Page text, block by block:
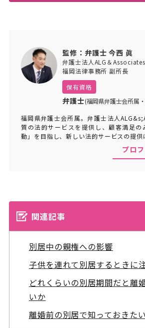
監修：弁護士 今西 眞
弁護士法人ALG＆Associates
福岡法律事務所 副所長
保有資格
弁護士(福岡県弁護士会所属
福岡県弁護士会所属。弁護士法人
質の法的サービスを提供し、顧客満足の
動」を目指し、新しい法的サービスの提供
プロ
関連記事
別居中の親権への影響
子供を連れて別居するときに
どれくらいの別居期間だと離
いか
離婚前の別居で知っておきた